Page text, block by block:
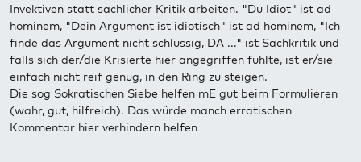
Invektiven statt sachlicher Kritik arbeiten. "Du Idiot" ist ad
hominem, "Dein Argument ist idiotisch" ist ad hominem, "Ich
finde das Argument nicht schlüssig, DA ..." ist Sachkritik und
falls sich der/die Krisierte hier angegriffen fühlte, ist er/sie
einfach nicht reif genug, in den Ring zu steigen.
Die sog Sokratischen Siebe helfen mE gut beim Formulieren
(wahr, gut, hilfreich). Das würde manch erratischen
Kommentar hier verhindern helfen